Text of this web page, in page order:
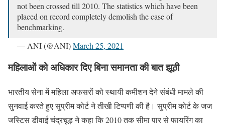
not been crossed till 2010. The statistics which have been
placed on record completely demolish the case of
benchmarking.
— ANI (@ANI)March 25, 2021
महिलाओं को अधिकार दिए बिना समानता की बात झूठी
भारतीय सेना में महिला अफसरों को स्थायी कमीशन देने संबंधी मामले की
सुनवाई करते हुए सुप्रीम कोर्ट ने तीखी टिप्पणी की है। सुप्रीम कोर्ट के जज
जस्टिस डीवाई चंद्रचूड़ ने कहा कि 2010 तक सीमा पार से फायरिंग का